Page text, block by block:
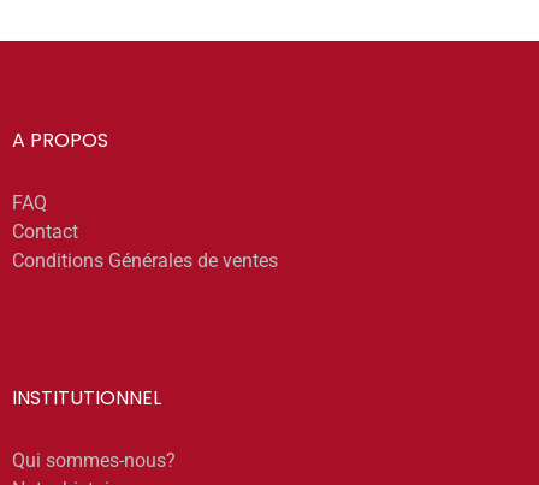
A PROPOS
FAQ
Contact
Conditions Générales de ventes
INSTITUTIONNEL
Qui sommes-nous?